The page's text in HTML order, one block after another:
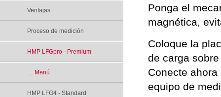
Ventajas
Proceso de medición
HMP LFGpro - Premium
… Menú
HMP LFG4 - Standard
Ponga el
magnética,
Coloque la
de carga
Conecte
equipo de